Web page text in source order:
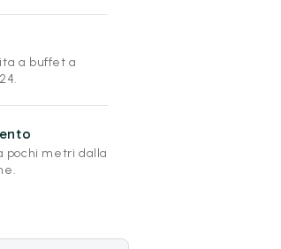
a buffet a
pochi metri dalla